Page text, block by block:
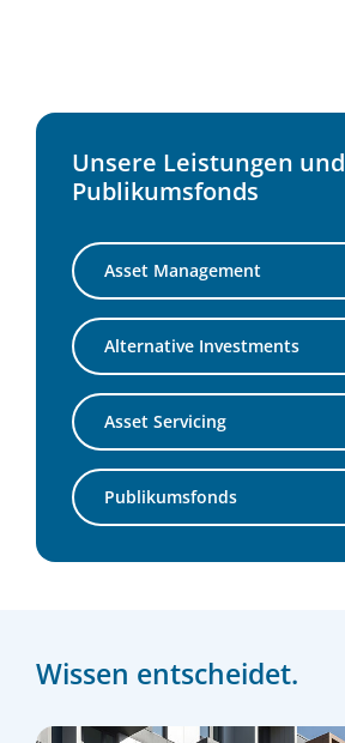
Unsere Leistungen und
Publikumsfonds
Asset Management
Alternative Investments
Asset Servicing
Publikumsfonds
Wissen entscheidet.